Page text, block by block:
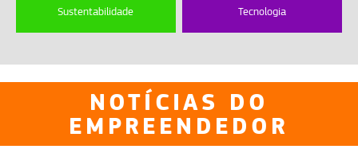
Sustentabilidade Tecnologia
NOTÍCIAS DO
EMPREENDEDOR